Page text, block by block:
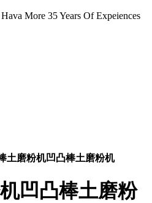
More 35 Years Of Expeiences
土磨粉机凹凸棒土磨粉机
凹凸棒土磨粉